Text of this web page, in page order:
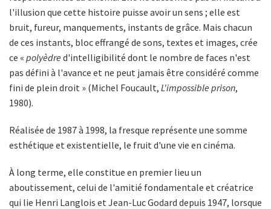
l'illusion que cette histoire puisse avoir un sens ; elle est
bruit, fureur, manquements, instants de grâce. Mais chacun
de ces instants, bloc effrangé de sons, textes et images, crée
ce « polyèdre d'intelligibilité dont le nombre de faces n'est
pas défini à l'avance et ne peut jamais être considéré comme
fini de plein droit » (Michel Foucault, L'impossible prison,
1980).
Réalisée de 1987 à 1998, la fresque représente une somme
esthétique et existentielle, le fruit d'une vie en cinéma.
À long terme, elle constitue en premier lieu un
aboutissement, celui de l'amitié fondamentale et créatrice
qui lie Henri Langlois et Jean-Luc Godard depuis 1947, lorsque